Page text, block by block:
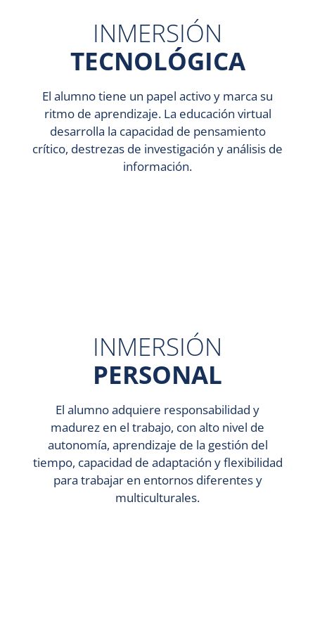
INMERSIÓN
TECNOLÓGICA
El alumno tiene un papel activo y marca su
ritmo de aprendizaje. La educación virtual
desarrolla la capacidad de pensamiento
crítico, destrezas de investigación y análisis de
información.
INMERSIÓN
PERSONAL
El alumno adquiere responsabilidad y
madurez en el trabajo, con alto nivel de
autonomía, aprendizaje de la gestión del
tiempo, capacidad de adaptación y flexibilidad
para trabajar en entornos diferentes y
multiculturales.